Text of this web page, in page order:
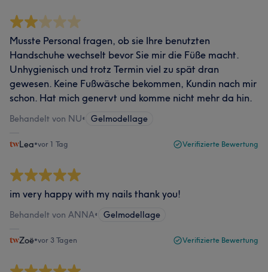
Musste Personal fragen, ob sie Ihre benutzten
Handschuhe wechselt bevor Sie mir die Füße macht.
Unhygienisch und trotz Termin viel zu spät dran
gewesen. Keine Fußwäsche bekommen, Kundin nach mir
schon. Hat mich genervt und komme nicht mehr da hin.
Behandelt von NU• Gelmodellage
Lea•vor 1 Tag Verifizierte Bewertung
im very happy with my nails thank you!
Behandelt von ANNA• Gelmodellage
Zoë•vor 3 Tagen Verifizierte Bewertung